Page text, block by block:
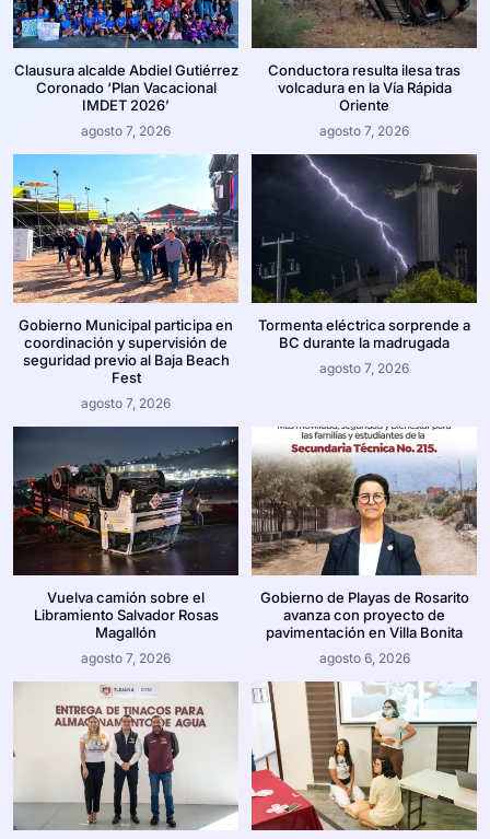
Clausura alcalde Abdiel Gutiérrez
Coronado ‘Plan Vacacional
IMDET 2026’
agosto 7, 2026
Conductora resulta ilesa tras
volcadura en la Vía Rápida
Oriente
agosto 7, 2026
Gobierno Municipal participa en
coordinación y supervisión de
seguridad previo al Baja Beach
Fest
agosto 7, 2026
Tormenta eléctrica sorprende a
BC durante la madrugada
agosto 7, 2026
Vuelva camión sobre el
Libramiento Salvador Rosas
Magallón
agosto 7, 2026
Gobierno de Playas de Rosarito
avanza con proyecto de
pavimentación en Villa Bonita
agosto 6, 2026